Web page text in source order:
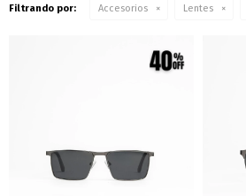
Filtrando por: Accesorios Lentes